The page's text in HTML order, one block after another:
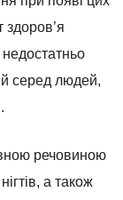
здоров’я
серед людей,
речовиною
а також